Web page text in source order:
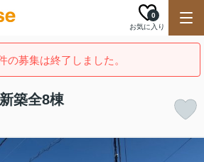
お気に入り
0
の募集は終了しました。
築全8棟